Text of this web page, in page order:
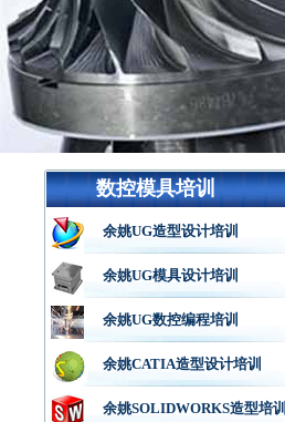
数控模具培训
余姚UG造型设计培训
余姚UG模具设计培训
余姚UG数控编程培训
余姚CATIA造型设计培训
余姚SOLIDWORKS造型培训